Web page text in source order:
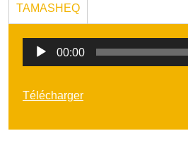
TAMASHEQ
Lecteur
00:00
Télécharger